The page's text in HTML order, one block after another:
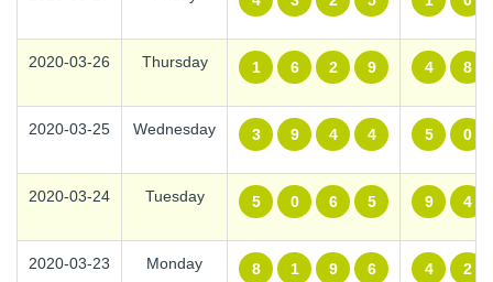
2020-03-26 Thursday 1 6 2 9 4 8
2020-03-25 Wednesday 3 9 4 4 5 0
2020-03-24 Tuesday 5 0 6 5 9 4
2020-03-23 Monday 8 1 9 6 4 2